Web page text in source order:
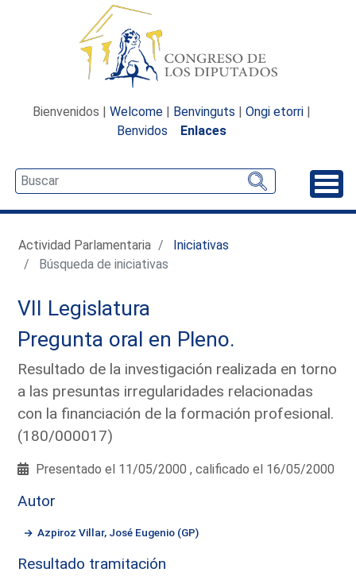
Bienvenidos | Welcome | Benvinguts | Ongi etorri |
Benvidos
Enlaces
Actividad Parlamentaria
Iniciativas
Búsqueda de iniciativas
VII Legislatura
Pregunta oral en Pleno.
Resultado de la investigación realizada en torno
a las presuntas irregularidades relacionadas
con la financiación de la formación profesional.
(180/000017)
Presentado el 11/05/2000 , calificado el 16/05/2000
Autor
Azpiroz Villar, José Eugenio (GP)
Resultado tramitación